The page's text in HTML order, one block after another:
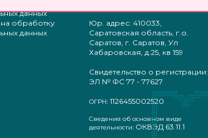
данных
обработку
данных
Юр. адрес: 410033,
Саратовская область, г.о.
Саратов, г. Саратов, Ул
Хабаровская, д.25, кв 159
Свидетельство о регистрации:
ЭЛ № ФС 77 - 77627
ОГРН: 1126455002520
Сведения об основном виде
деятельности: ОКВЭД 63.11.1